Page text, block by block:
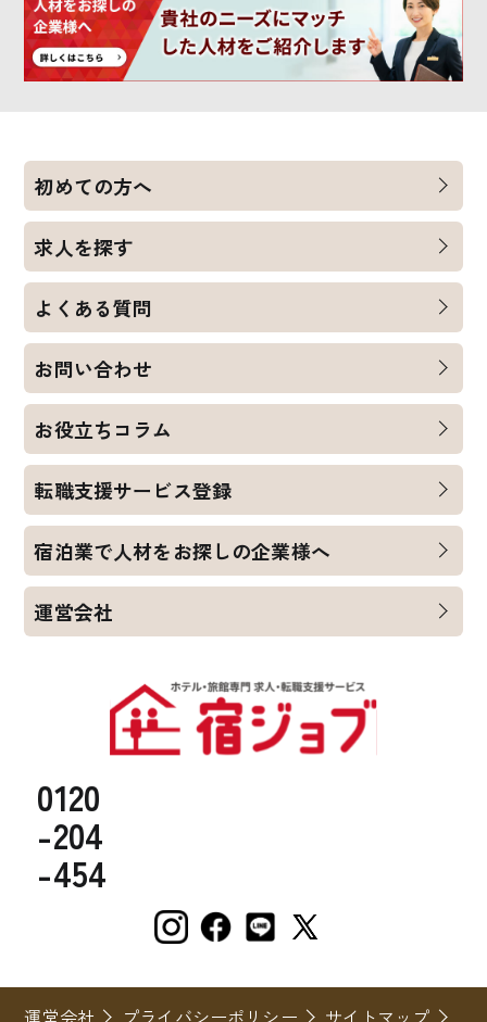
0120
-204
-454
初めての方へ
求人を探す
よくある質問
お問い合わせ
お役立ちコラム
転職支援サービス登録
宿泊業で人材をお探しの企業様へ
運営会社
運営会社 プライバシーポリシー サイトマップ